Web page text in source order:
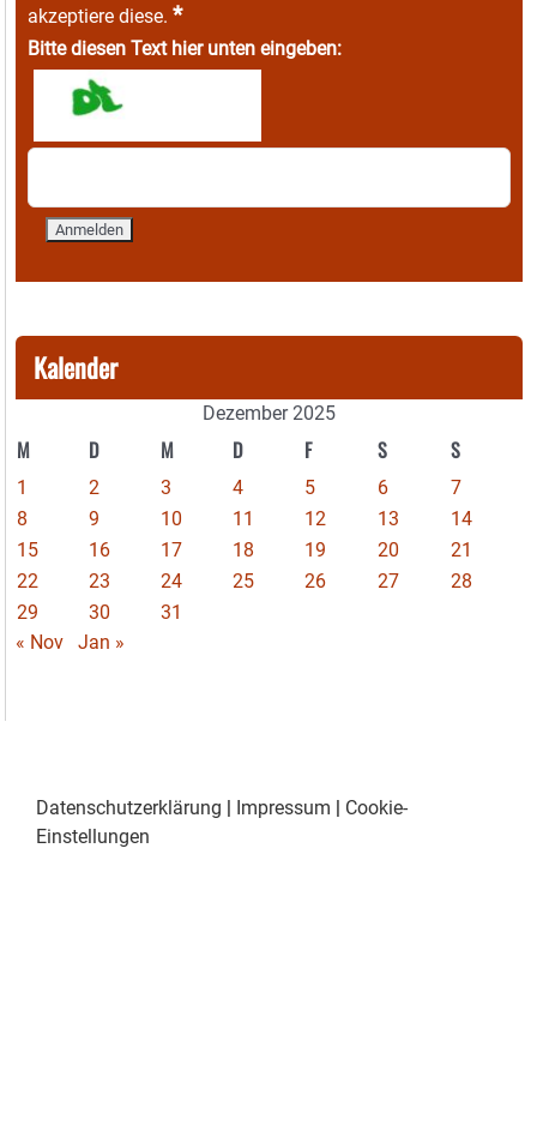
akzeptiere diese. *
Bitte diesen Text hier unten eingeben:
Kalender
Dezember 2025
M D M D F S S
1 2 3 4 5 6
7
8
9 10 11 12 13
14
15
16 17 18 19 20
21
22
23 24 25 26 27
28
29
30
31
« Nov
Jan »
Datenschutzerklärung | Impressum | Cookie-
Einstellungen